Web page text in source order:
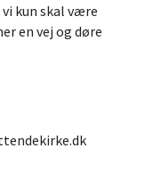
kun skal være
en vej og døre